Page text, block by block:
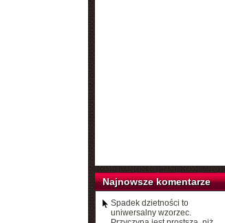
Najnowsze komentarze
Spadek dzietności to
uniwersalny wzorzec.